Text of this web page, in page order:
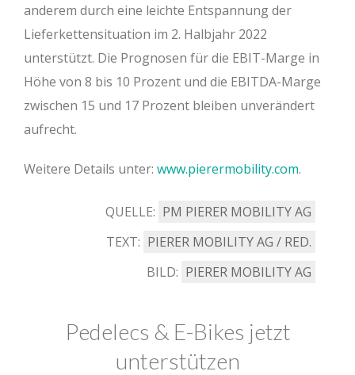
anderem durch eine leichte Entspannung der
Lieferkettensituation im 2. Halbjahr 2022
unterstützt. Die Prognosen für die EBIT-Marge in
Höhe von 8 bis 10 Prozent und die EBITDA-Marge
zwischen 15 und 17 Prozent bleiben unverändert
aufrecht.
Weitere Details unter: www.pierermobility.com.
QUELLE: PM PIERER MOBILITY AG
TEXT: PIERER MOBILITY AG / RED.
BILD: PIERER MOBILITY AG
Pedelecs & E-Bikes jetzt
unterstützen